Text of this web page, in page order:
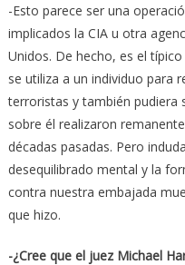
-Esto parece ser una
implicados la CIA u otra
Unidos. De hecho, es el
se utiliza a un individuo para
terroristas y también pudiera
sobre él realizaron
décadas pasadas. Pero
desequilibrado mental y la
contra nuestra embajada
que hizo.
-¿Cree que el juez Michael